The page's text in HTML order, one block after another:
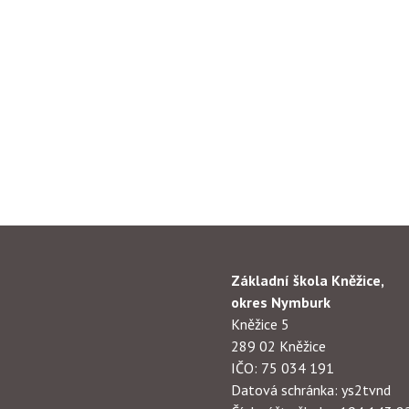
Základní škola Kněžice,
okres Nymburk
Kněžice 5
289 02 Kněžice
IČO: 75 034 191
Datová schránka: ys2tvnd